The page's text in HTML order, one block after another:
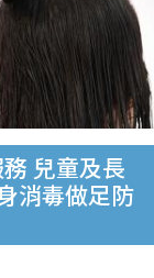
兒童及長
消毒做足防